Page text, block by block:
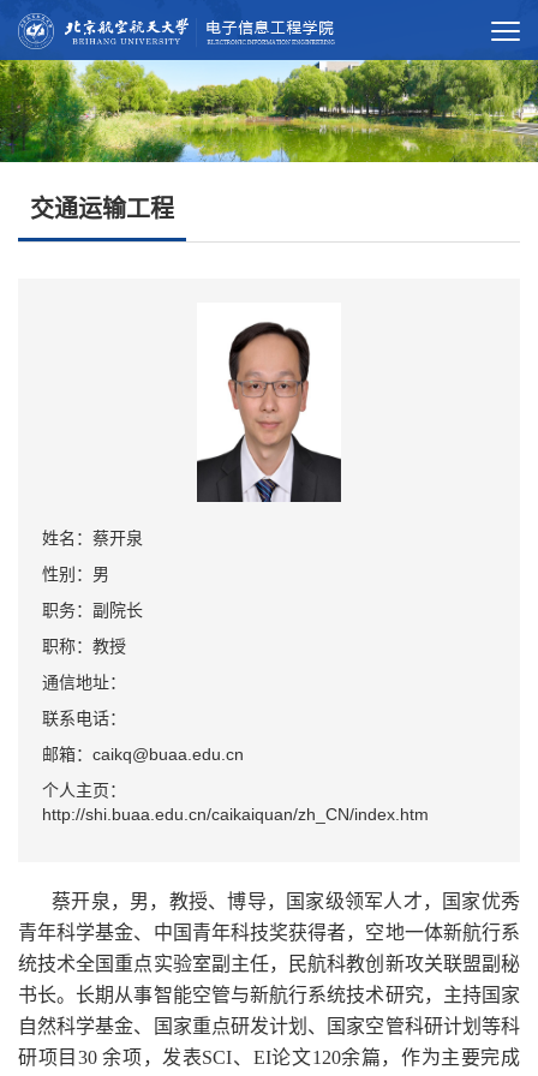
交通运输工程
姓名：蔡开泉
性别：男
职务：副院长
职称：教授
通信地址：
联系电话：
邮箱：caikq@buaa.edu.cn
个人主页：
http://shi.buaa.edu.cn/caikaiquan/zh_CN/index.htm
蔡开泉，男，教授、博导，国家级领军人才，国家优秀
青年科学基金、中国青年科技奖获得者，空地一体新航行系
统技术全国重点实验室副主任，民航科教创新攻关联盟副秘
书长。长期从事智能空管与新航行系统技术研究，主持国家
自然科学基金、国家重点研发计划、国家空管科研计划等科
研项目30 余项，发表SCI、EI论文120余篇，作为主要完成